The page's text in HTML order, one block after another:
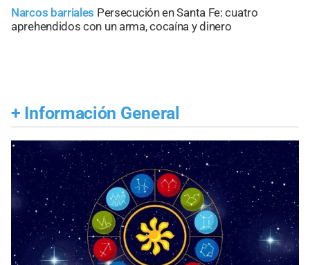
Narcos barriales Persecución en Santa Fe: cuatro
aprehendidos con un arma, cocaína y dinero
+ Información General